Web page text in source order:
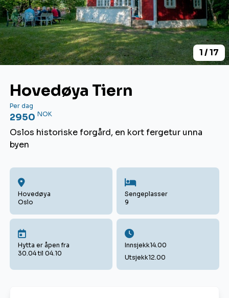
1 / 17
Hovedøya Tiern
Per dag
2950 NOK
Oslos historiske forgård, en kort fergetur unna
byen
Hovedøya
Oslo
Sengeplasser
9
Hytta er åpen fra
30.04 til 04.10
Innsjekk14.00
Utsjekk12.00